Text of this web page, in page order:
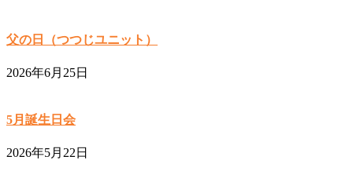
父の日（つつじユニット）
2026年6月25日
5月誕生日会
2026年5月22日